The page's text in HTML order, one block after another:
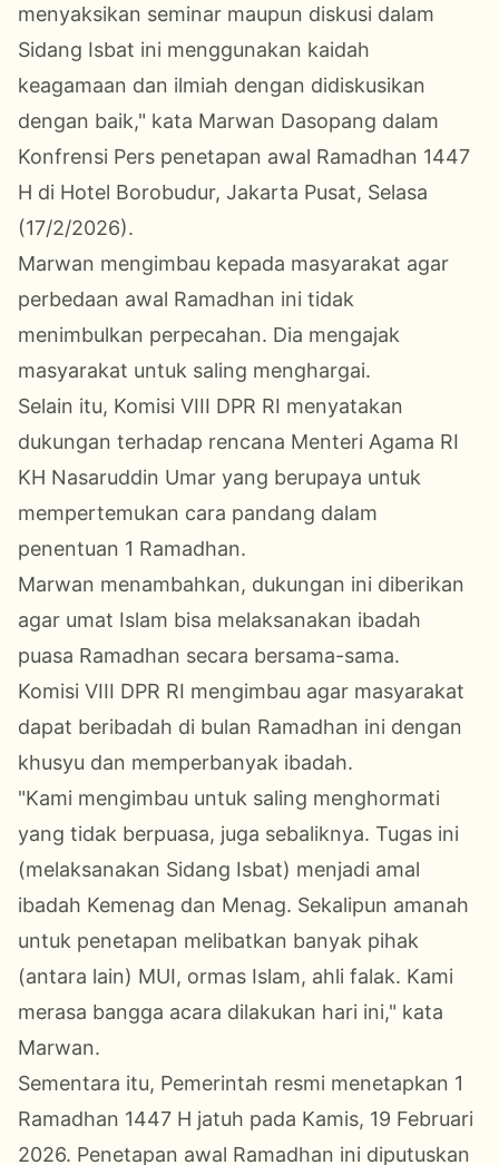
menyaksikan seminar maupun diskusi dalam
Sidang Isbat ini menggunakan kaidah
keagamaan dan ilmiah dengan didiskusikan
dengan baik," kata Marwan Dasopang dalam
Konfrensi Pers penetapan awal Ramadhan 1447
H di Hotel Borobudur, Jakarta Pusat, Selasa
(17/2/2026).
Marwan mengimbau kepada masyarakat agar
perbedaan awal Ramadhan ini tidak
menimbulkan perpecahan. Dia mengajak
masyarakat untuk saling menghargai.
Selain itu, Komisi VIII DPR RI menyatakan
dukungan terhadap rencana Menteri Agama RI
KH Nasaruddin Umar yang berupaya untuk
mempertemukan cara pandang dalam
penentuan 1 Ramadhan.
Marwan menambahkan, dukungan ini diberikan
agar umat Islam bisa melaksanakan ibadah
puasa Ramadhan secara bersama-sama.
Komisi VIII DPR RI mengimbau agar masyarakat
dapat beribadah di bulan Ramadhan ini dengan
khusyu dan memperbanyak ibadah.
"Kami mengimbau untuk saling menghormati
yang tidak berpuasa, juga sebaliknya. Tugas ini
(melaksanakan Sidang Isbat) menjadi amal
ibadah Kemenag dan Menag. Sekalipun amanah
untuk penetapan melibatkan banyak pihak
(antara lain) MUI, ormas Islam, ahli falak. Kami
merasa bangga acara dilakukan hari ini," kata
Marwan.
Sementara itu, Pemerintah resmi menetapkan 1
Ramadhan 1447 H jatuh pada Kamis, 19 Februari
2026. Penetapan awal Ramadhan ini diputuskan